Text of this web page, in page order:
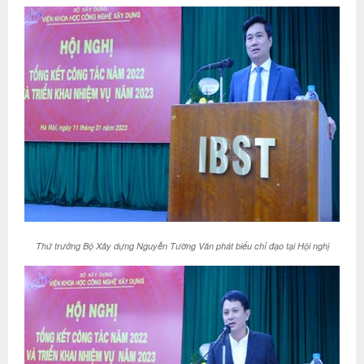
Thứ trưởng Bộ Xây dựng Nguyễn Tường Văn phát biểu chỉ đạo tại Hội nghị